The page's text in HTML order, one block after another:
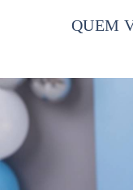
QUEM